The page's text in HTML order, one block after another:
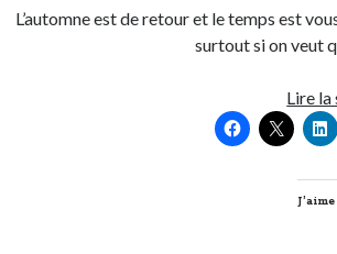
L’automne est de retour et le temps est
surtout si on veut
Lire la